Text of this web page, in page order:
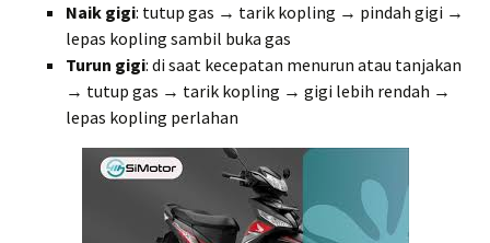
Naik gigi: tutup gas → tarik kopling → pindah gigi →
lepas kopling sambil buka gas
Turun gigi: di saat kecepatan menurun atau tanjakan
→ tutup gas → tarik kopling → gigi lebih rendah →
lepas kopling perlahan